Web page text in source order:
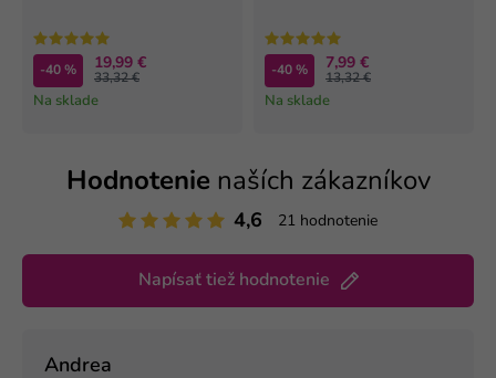
-40 % 19,99 €
33,32 €
Na sklade
-40 % 7,99 €
13,32 €
Na sklade
Hodnotenie naších zákazníkov
4,6 21 hodnotenie
Napísať tiež hodnotenie
Andrea